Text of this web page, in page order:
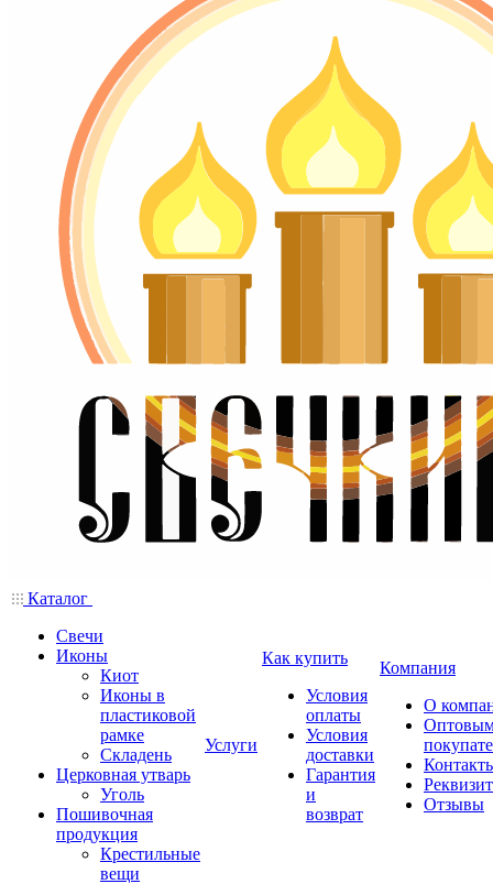
Каталог
Свечи
Иконы
Киот
Иконы в
пластиковой
рамке
Складень
Церковная утварь
Уголь
Пошивочная
продукция
Крестильные
вещи
Услуги
Как купить
Условия
оплаты
Условия
доставки
Гарантия
и
возврат
Компания
О
Отзывы